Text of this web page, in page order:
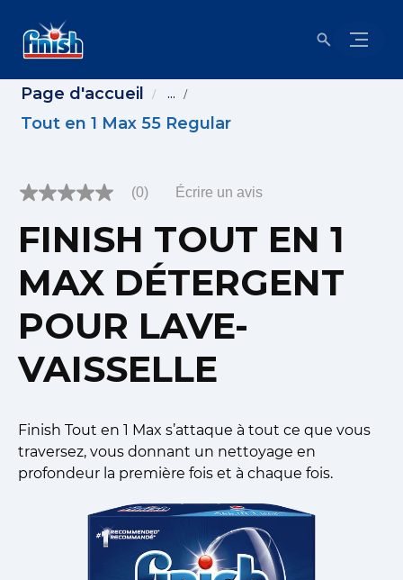
Page d'accueil ...
Tout en 1 Max 55 Regular
Aucune
pour
ce
produit
Lien
vers
la
même
page.
(0) Écrire un avis
FINISH TOUT EN 1
MAX DÉTERGENT
POUR LAVE-
VAISSELLE
Finish Tout en 1 Max s’attaque à tout ce que vous
traversez, vous donnant un nettoyage en
profondeur la première fois et à chaque fois.